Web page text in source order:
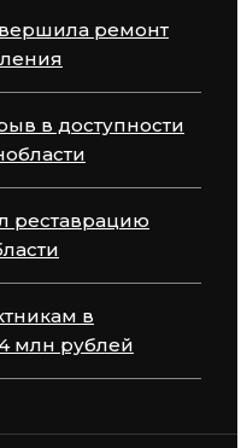
ремонт
в доступности
реставрацию
в
млн рублей